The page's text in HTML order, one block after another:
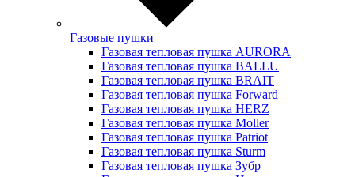
Газовые пушки
Газовая тепловая пушка AURORA
Газовая тепловая пушка BALLU
Газовая тепловая пушка BRAIT
Газовая тепловая пушка Forward
Газовая тепловая пушка HERZ
Газовая тепловая пушка Moller
Газовая тепловая пушка Patriot
Газовая тепловая пушка Sturm
Газовая тепловая пушка Зубр